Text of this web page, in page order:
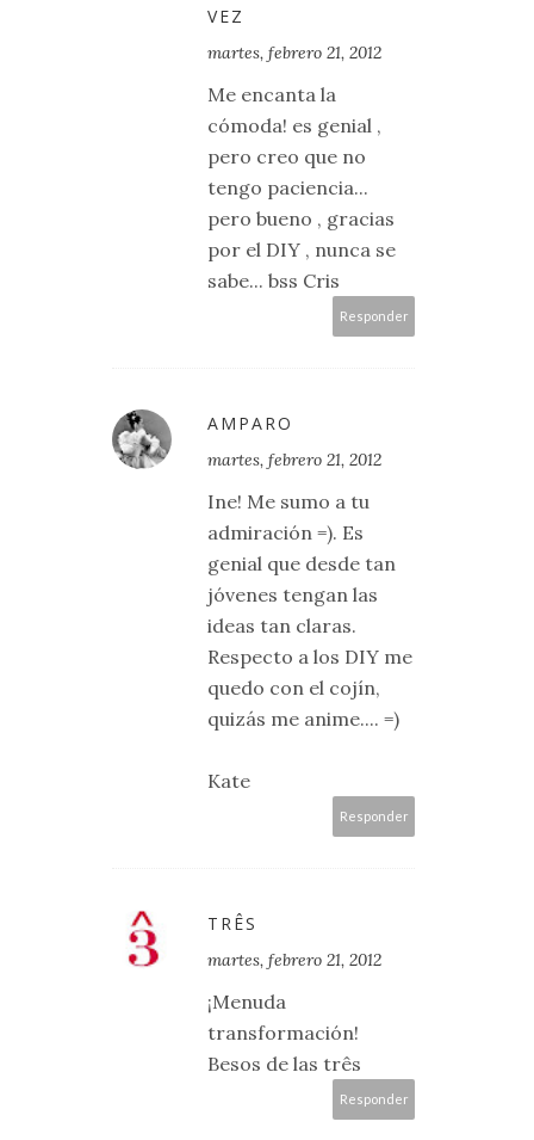
VEZ
martes, febrero 21, 2012
Me encanta la
cómoda! es genial ,
pero creo que no
tengo paciencia...
pero bueno , gracias
por el DIY , nunca se
sabe... bss Cris
Responder
AMPARO
martes, febrero 21, 2012
Ine! Me sumo a tu
admiración =). Es
genial que desde tan
jóvenes tengan las
ideas tan claras.
Respecto a los DIY me
quedo con el cojín,
quizás me anime.... =)
Kate
Responder
TRÊS
martes, febrero 21, 2012
¡Menuda
transformación!
Besos de las três
Responder